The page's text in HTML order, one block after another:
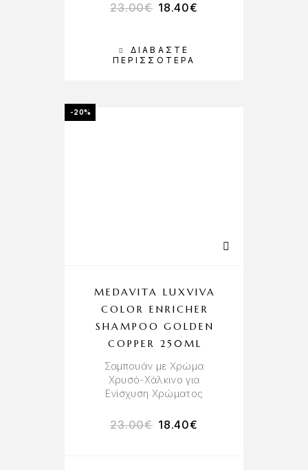
ΔΙΑΒΆΣΤΕ
ΠΕΡΙΣΣΌΤΕΡΑ
23.00€ 18.40€
-20%
MEDAVITA LUXVIVA
COLOR ENRICHER
SHAMPOO GOLDEN
COPPER 250ML
Σαμπουάν με Χρώμα
Χρυσό-Χάλκινο για
Ενίσχυση Χρώματος
23.00€ 18.40€